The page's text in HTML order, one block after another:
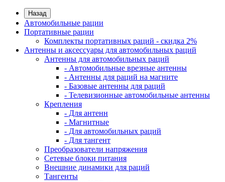
Назад
Автомобильные рации
Портативные рации
Комплекты портативных раций - скидка 2%
Антенны и аксессуары для автомобильных раций
Антенны для автомобильных раций
- Автомобильные врезные антенны
- Антенны для раций на магните
- Базовые антенны для раций
- Телевизионные автомобильные антенны
Крепления
- Для антенн
- Магнитные
- Для автомобильных раций
- Для тангент
Преобразователи напряжения
Сетевые блоки питания
Внешние динамики для раций
Тангенты